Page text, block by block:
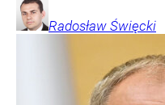
Radosław Święcki